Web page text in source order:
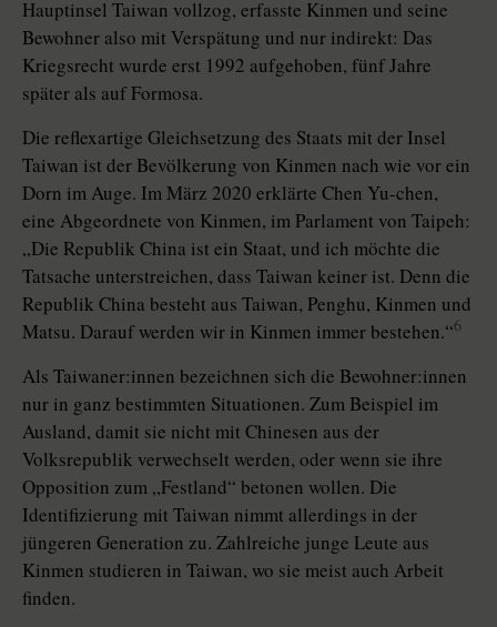
Haupt­insel Taiwan vollzog, erfasste Kinmen und seine
Bewohner also mit Verspätung und nur indirekt: Das
Kriegsrecht wurde erst 1992 aufgehoben, fünf Jahre
später als auf Formosa.
Die reflexartige Gleichsetzung des Staats mit der Insel
Taiwan ist der Bevölkerung von Kinmen nach wie vor ein
Dorn im Auge. Im März 2020 erklärte Chen Yu-chen,
eine Abgeordnete von Kinmen, im Parlament von Taipeh:
„Die Republik China ist ein Staat, und ich möchte die
Tatsache unterstreichen, dass Taiwan keiner ist. Denn die
Republik China besteht aus Taiwan, Penghu, Kinmen und
Matsu. Darauf werden wir in Kinmen immer bestehen.“6
Als Tai­wa­ne­r:in­nen bezeichnen sich die Be­woh­ne­r:in­nen
nur in ganz bestimmten Situationen. Zum Beispiel im
Ausland, damit sie nicht mit Chinesen aus der
Volksrepublik verwechselt werden, oder wenn sie ihre
Opposition zum „Festland“ betonen wollen. Die
Identifizierung mit Taiwan nimmt allerdings in der
jüngeren Generation zu. Zahlreiche junge Leute aus
Kinmen studieren in Taiwan, wo sie meist auch Arbeit
finden.